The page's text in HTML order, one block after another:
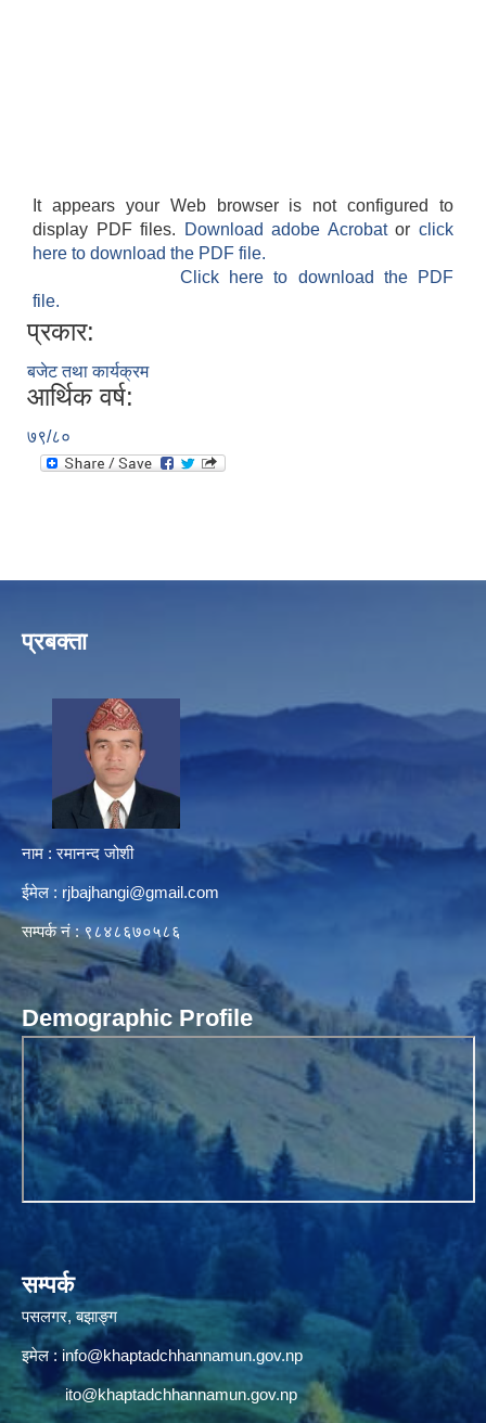
It appears your Web browser is not configured to
display PDF files.
Download adobe Acrobatorclick
here to download the PDF file.
Click here to download the PDF
file.
प्रकार:
बजेट तथा कार्यक्रम
आर्थिक वर्ष:
७९/८०
प्रबक्ता
नाम : रमानन्द जोशी
ईमेल : rjbajhangi@gmail.com
सम्पर्क नं : ९८४८६७०५८६
Demographic Profile
सम्पर्क
पसलगर, बझाङ्ग
इमेल : info@khaptadchhannamun.gov.np
ito@khaptadchhannamun.gov.np